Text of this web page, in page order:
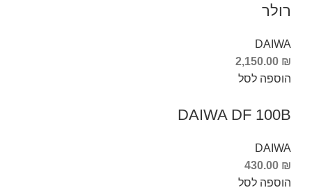
רולר
DAIWA
2,150.00 ₪
הוספה לסל
DAIWA DF 100B
DAIWA
430.00 ₪
הוספה לסל